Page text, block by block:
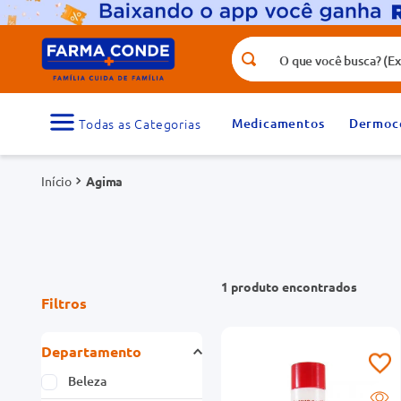
O que você busca? (Ex.: vitamina,
Medicamentos
Agima
Filtros
Departamento
Beleza
1 produto
Termos mais buscados
1
medicamento